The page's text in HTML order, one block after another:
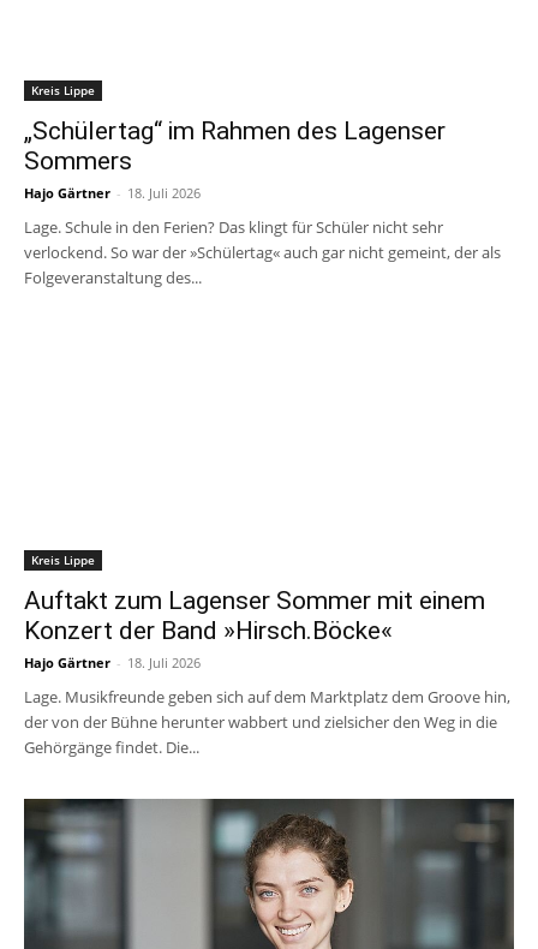
Kreis Lippe
„Schülertag“ im Rahmen des Lagenser
Sommers
Hajo Gärtner - 18. Juli 2026
Lage. Schule in den Ferien? Das klingt für Schüler nicht sehr
verlockend. So war der »Schülertag« auch gar nicht gemeint, der als
Folgeveranstaltung des...
Kreis Lippe
Auftakt zum Lagenser Sommer mit einem
Konzert der Band »Hirsch.Böcke«
Hajo Gärtner - 18. Juli 2026
Lage. Musikfreunde geben sich auf dem Marktplatz dem Groove hin,
der von der Bühne herunter wabbert und zielsicher den Weg in die
Gehörgänge findet. Die...